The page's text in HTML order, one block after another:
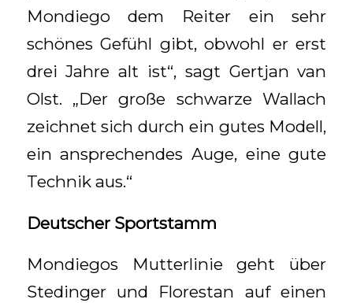
Mondiego dem Reiter ein sehr
schönes Gefühl gibt, obwohl er erst
drei Jahre alt ist“, sagt Gertjan van
Olst. „Der große schwarze Wallach
zeichnet sich durch ein gutes Modell,
ein ansprechendes Auge, eine gute
Technik aus.“
Deutscher Sportstamm
Mondiegos Mutterlinie geht über
Stedinger und Florestan auf einen